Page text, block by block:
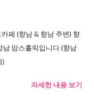
페 (향남 & 향남 주변) 향
남 맘스홀릭입니다 (향남
)
자세한 내용 보기